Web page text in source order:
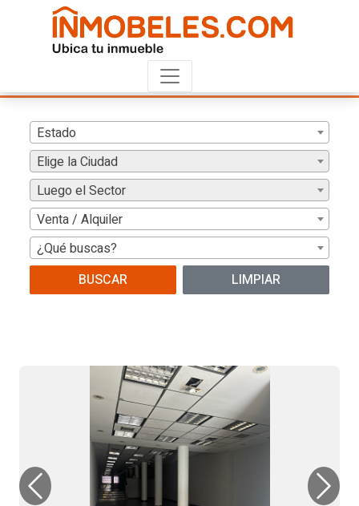
Estado
Elige la Ciudad
Luego el Sector
Venta / Alquiler
¿Qué buscas?
BUSCAR
LIMPIAR
Previous Next